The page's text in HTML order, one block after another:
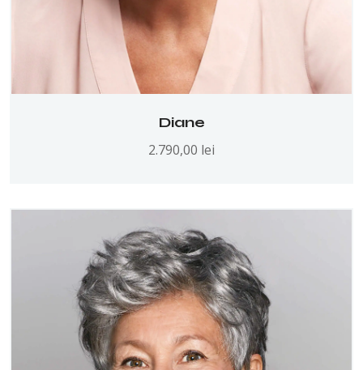
Diane
2.790,00 lei